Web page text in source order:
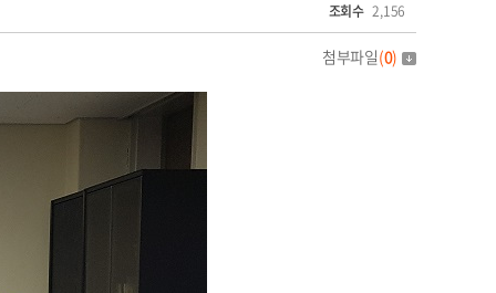
조회수 2,156
첨부파일(0)